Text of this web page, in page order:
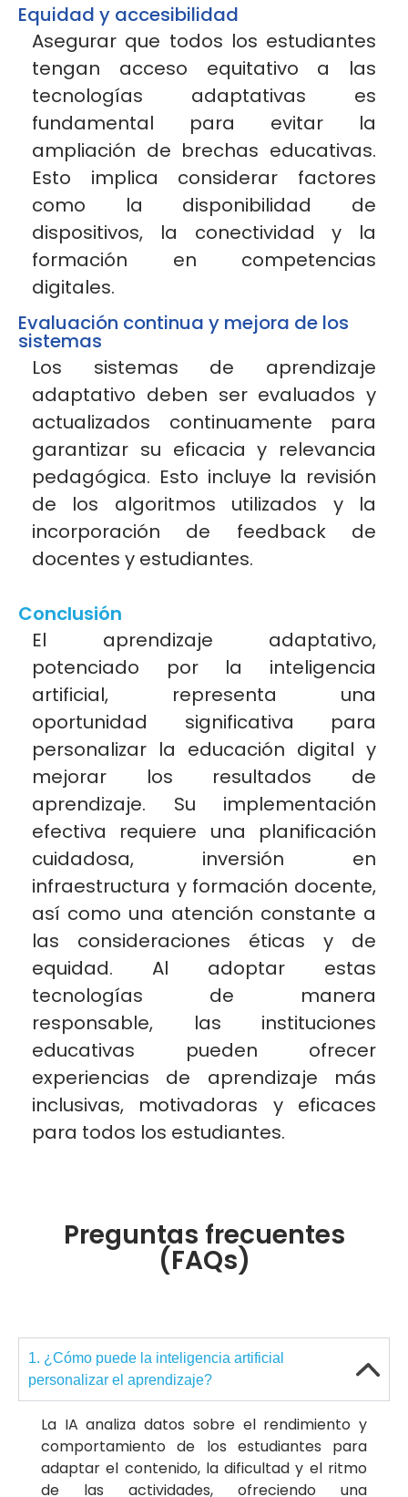
Equidad y accesibilidad
Asegurar que todos los estudiantes
tengan acceso equitativo a las
tecnologías adaptativas es
fundamental para evitar la
ampliación de brechas educativas.
Esto implica considerar factores
como la disponibilidad de
dispositivos, la conectividad y la
formación en competencias
digitales.
Evaluación continua y mejora de los
sistemas
Los sistemas de aprendizaje
adaptativo deben ser evaluados y
actualizados continuamente para
garantizar su eficacia y relevancia
pedagógica. Esto incluye la revisión
de los algoritmos utilizados y la
incorporación de feedbackde
docentes y estudiantes.
Conclusión
El aprendizaje adaptativo,
potenciado por la inteligencia
artificial, representa una
oportunidad significativa para
personalizar la educación digital y
mejorar los resultados de
aprendizaje. Su implementación
efectiva requiere una planificación
cuidadosa, inversión en
infraestructura y formación docente,
así como una atención constante a
las consideraciones éticas y de
equidad. Al adoptar estas
tecnologías de manera
responsable, las instituciones
educativas pueden ofrecer
experiencias de aprendizaje más
inclusivas, motivadoras y eficaces
para todos los estudiantes.
Preguntas frecuentes
(FAQs)
1. ¿Cómo puede la inteligencia artificial
personalizar el aprendizaje?
La IA analiza datos sobre el rendimiento y
comportamiento de los estudiantes para
adaptar el contenido, la dificultad y el ritmo
de las actividades, ofreciendo una